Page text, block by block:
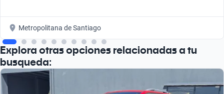
Metropolitana de Santiago
Explora otras opciones relacionadas a tu
busqueda: